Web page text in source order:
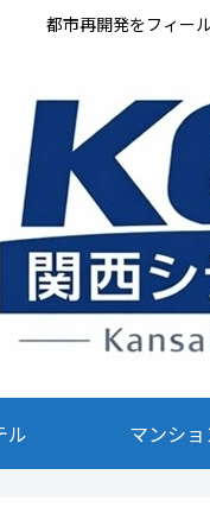
都市再開発をフィー
ル マンショ